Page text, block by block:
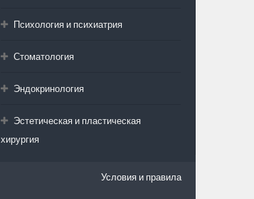
Психология и психиатрия
Стоматология
Эндокринология
Эстетическая и пластическая
хирургия
Условия и правила